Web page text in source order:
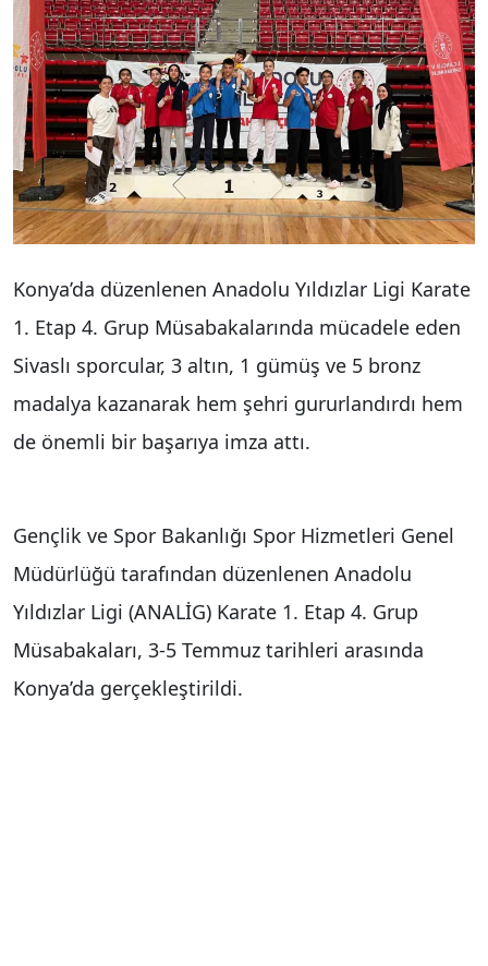
Konya’da düzenlenen Anadolu Yıldızlar Ligi Karate
1. Etap 4. Grup Müsabakalarında mücadele eden
Sivaslı sporcular, 3 altın, 1 gümüş ve 5 bronz
madalya kazanarak hem şehri gururlandırdı hem
de önemli bir başarıya imza attı.
Gençlik ve Spor Bakanlığı Spor Hizmetleri Genel
Müdürlüğü tarafından düzenlenen Anadolu
Yıldızlar Ligi (ANALİG) Karate 1. Etap 4. Grup
Müsabakaları, 3-5 Temmuz tarihleri arasında
Konya’da gerçekleştirildi.